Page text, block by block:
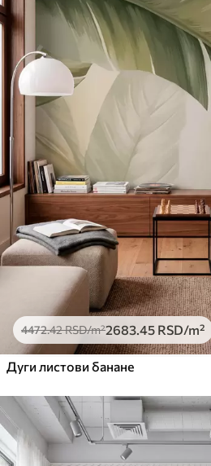
4472.42RSD/m²2683.45 RSD/m²
Дуги листови банане